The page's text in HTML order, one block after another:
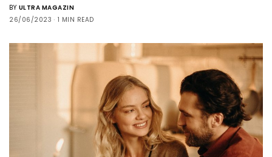
BY ULTRA MAGAZIN
26/06/2023
1 MIN READ